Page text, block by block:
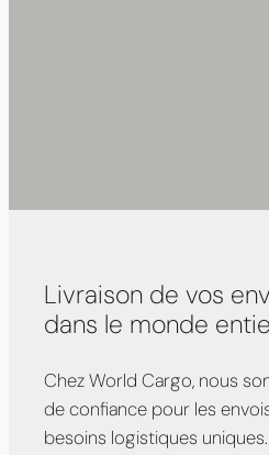
Livraison de vos
dans le monde
Chez World Cargo, nous
de confiance pour les
besoins logistiques